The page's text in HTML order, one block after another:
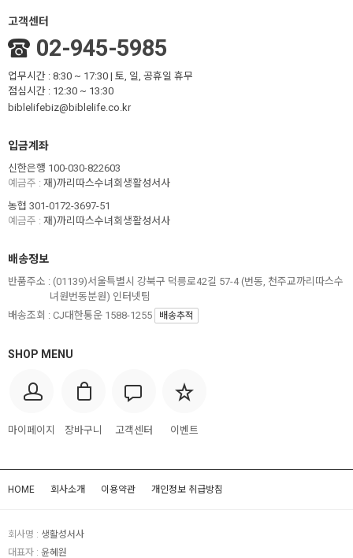
고객센터
02-945-5985
업무시간 : 8:30 ~ 17:30 | 토, 일, 공휴일 휴무
점심시간 : 12:30 ~ 13:30
biblelifebiz@biblelife.co.kr
입금계좌
신한은행 100-030-822603
예금주 : 재)까리따스수녀회생활성서사
농협 301-0172-3697-51
예금주 : 재)까리따스수녀회생활성서사
SHOP MENU
마이페이지 장바구니 고객센터 이벤트
배송정보
반품주소 : (01139)서울특별시 강북구 덕릉로42길 57-4 (번동, 천주교까리따스수
녀원번동분원) 인터넷팀
배송조회 : CJ대한통운 1588-1255
배송추적
HOME 회사소개 이용약관 개인정보 취급방침
회사명 : 생활성서사
대표자 : 윤혜원